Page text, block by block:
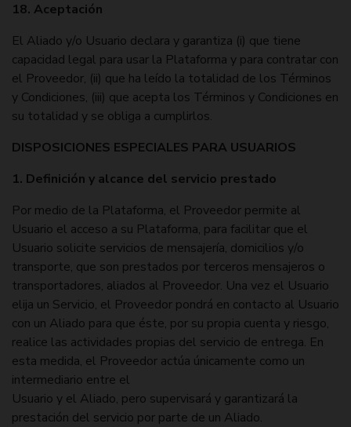
18. Aceptación
El Aliado y/o Usuario declara y garantiza (i) que tiene
capacidad legal para usar la Plataforma y para contratar con
el Proveedor, (ii) que ha leído la totalidad de los Términos
y Condiciones, (iii) que acepta los Términos y Condiciones en
su totalidad y se obliga a cumplirlos.
DISPOSICIONES ESPECIALES PARA USUARIOS
1. Definición y alcance del servicio prestado
Por medio de la Plataforma, el Proveedor permite al
Usuario el acceso a su Plataforma, para facilitar que el
Usuario solicite servicios de mensajería, domicilios y/o
transporte, que son prestados por terceros mensajeros o
transportadores, aliados al Proveedor. Una vez el Usuario
elija un Servicio, el Proveedor pondrá en contacto al Usuario
con un Aliado para que éste, por su propia cuenta y riesgo,
realice las actividades propias del servicio de entrega. En
esta medida, el Proveedor actúa únicamente como un
intermediario entre el
Usuario y el Aliado, pero supervisará y garantizará la
prestación del servicio por parte de un Aliado.